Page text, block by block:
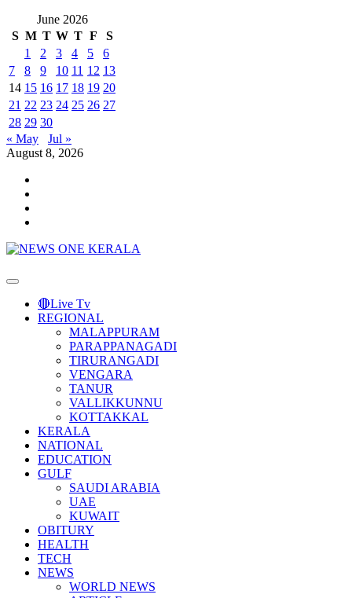
June 2026
S M T W T F
S
1
2 3 4 5
6
7
8 9 10 11 12 13
14 15 16 17 18 19 20
21 22 23 24 25 26 27
28 29 30
« May
Jul »
August 8, 2026
Primary
🔴Live Tv
REGIONAL
MALAPPURAM
PARAPPANAGADI
TIRURANGADI
VENGARA
TANUR
VALLIKKUNNU
KOTTAKKAL
KERALA
NATIONAL
EDUCATION
GULF
SAUDI ARABIA
UAE
KUWAIT
OBITURY
HEALTH
TECH
NEWS
WORLD NEWS